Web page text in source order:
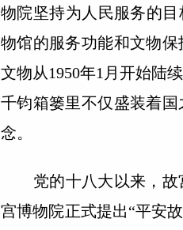
物院坚持为人民服务的
物馆的服务功能和文物
文物从1950年1月开始陆
千钧箱篓里不仅盛装着
念。
党的十八大以来，故
宫博物院正式提出“平安